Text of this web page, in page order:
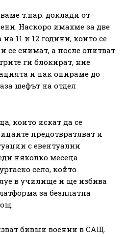
т.нар. доклади от
Наскоро имахме за две
11 и 12 години, които се
се снимат, а после опитват
ги блокират, ние
и пак опираме до
шефът на отдел
които искат да се
предотвратяват и
с евентуални
няколко месеца
село, който
в училище и ще избива
за безплатна
бивши военни в САЩ.